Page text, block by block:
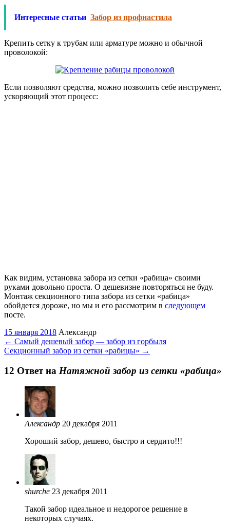
Интересные статьи Забор из профнастила
Крепить сетку к трубам или арматуре можно и обычной
проволокой:
Если позволяют средства, можно позволить себе инструмент,
ускоряющий этот процесс:
Как видим, установка забора из сетки «рабица» своими
руками довольно проста. О дешевизне повторяться не буду.
Монтаж секционного типа забора из сетки «рабица»
обойдется дороже, но мы и его рассмотрим в следующем
посте.
15 января 2018 Александр
← Самый дешевый забор — забор из горбыля
Секционный забор из сетки «рабицы» →
12 Oтвет на Натяжной забор из сетки «рабица»
Александр 20 декабря 2011
Хороший забор, дешево, быстро и сердито!!!
shurche 23 декабря 2011
Такой забор идеальное и недорогое решение в
некоторых случаях.